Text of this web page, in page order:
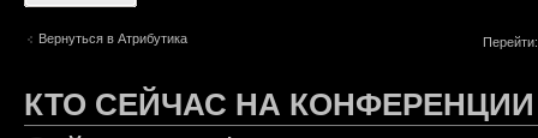
Вернуться в Атрибутика Перейти:
КТО СЕЙЧАС НА КОНФЕРЕНЦИИ